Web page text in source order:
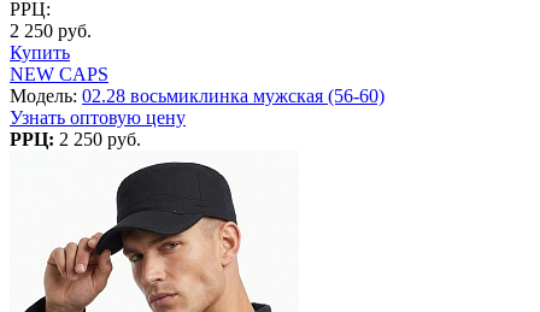
РРЦ:
2 250 руб.
Купить
NEW CAPS
Модель: 02.28 восьмиклинка мужская (56-60)
Узнать оптовую цену
РРЦ: 2 250 руб.